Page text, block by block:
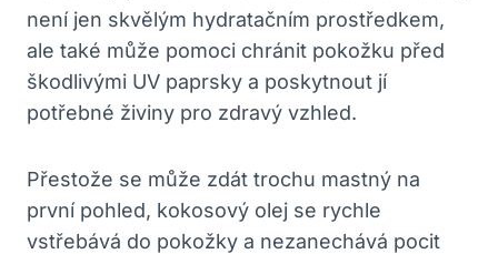
není jen skvělým hydratačním prostředkem,
ale také může pomoci chránit pokožku před
škodlivými UV paprsky a poskytnout jí
potřebné živiny pro zdravý vzhled.
Přestože se může zdát trochu mastný na
první pohled, kokosový olej se rychle
vstřebává do pokožky a nezanechává pocit